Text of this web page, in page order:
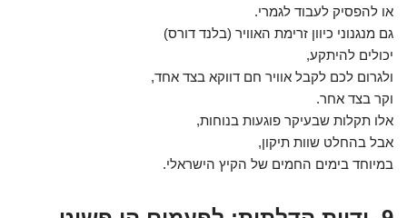
או להפסיק לעבוד לגמרי.
גם מנגנוני כיוון זרימת האוויר (בלנד דורס)
יכולים להיתקע,
ולגרום לכם לקבל אוויר חם דווקא בצד אחד,
וקר בצד אחר.
אלו תקלות שבעיקר פוגעות בנוחות,
אבל בהחלט שוות תיקון,
במיוחד בימים החמים של הקיץ הישראלי.